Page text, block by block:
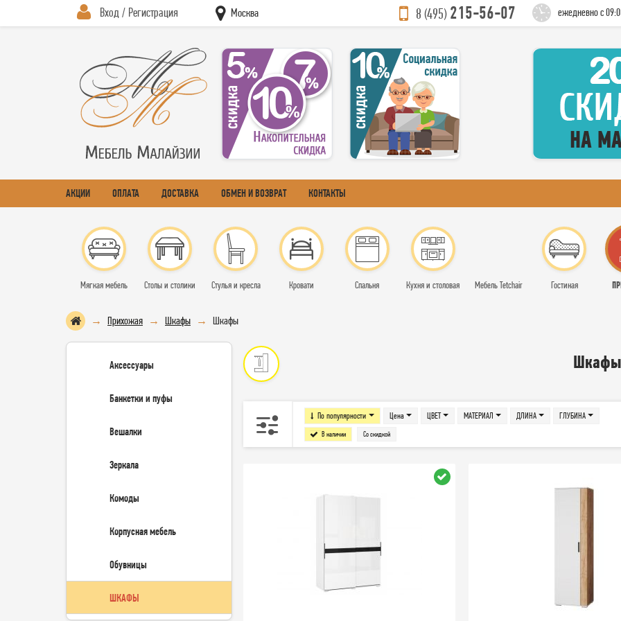
Вход / Регистрация Москва 8 (495)215-56-07 ежедневно с
АКЦИИ ОПЛАТА ДОСТАВКА ОБМЕН И ВОЗВРАТ КОНТАКТЫ
Мягкая мебель Столы и столики Стулья и кресла Кровати Спальня Кухня и столовая Мебель Tetchair Гостиная
Прихожая Шкафы Шкафы
Аксессуары
Банкетки и пуфы
Вешалки
Зеркала
Комоды
Корпусная мебель
Обувницы
ШКАФЫ
По популярности Цена
В наличии Со скидкой
ЦВЕТ МАТЕРИАЛ ДЛИНА ГЛУБИНА